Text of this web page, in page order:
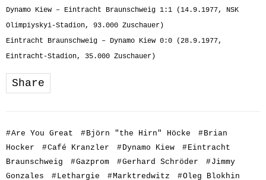
Dynamo Kiew – Eintracht Braunschweig 1:1 (14.9.1977, NSK
Olimpiyskyi-Stadion, 93.000 Zuschauer)
Eintracht Braunschweig – Dynamo Kiew 0:0 (28.9.1977,
Eintracht-Stadion, 35.000 Zuschauer)
Share
#Are You Great #Björn "the Hirn" Höcke #Brian
Hocker
#Café Kranzler #Dynamo Kiew #Eintracht
Braunschweig
#Gazprom #Gerhard Schröder #Jimmy
Gonzales
#Lethargie #Marktredwitz #Oleg Blokhin